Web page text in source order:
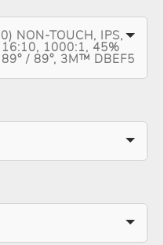
NON-TOUCH, IPS,
1000:1, 45%
/ 89°, 3M™ DBEF5